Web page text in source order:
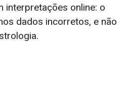
interpretações online: o
dados incorretos, e não